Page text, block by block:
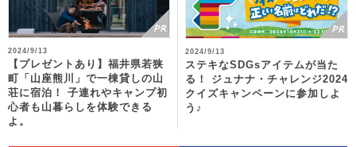
2024/9/13
【プレゼントあり】福井県若狭
町「山座熊川」で一棟貸しの山
荘に宿泊！ 子連れやキャンプ初
心者も山暮らしを体験できる
よ。
2024/9/13
ステキなSDGsアイテムが当た
る！ ジュナナ・チャレンジ2024
クイズキャンペーンに参加しよ
う♪